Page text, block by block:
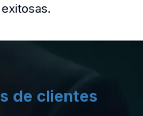
de clientes